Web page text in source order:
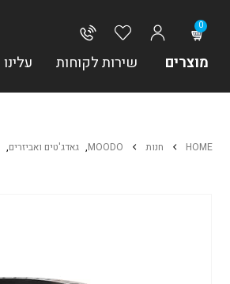
0
מוצרים שירות לקוחות עלינו
HOME חנות MOODO
, גאדג'טים ואביזרים,